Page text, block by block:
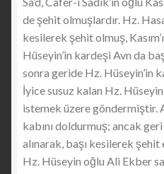
de şehit olmuşlardır. Hz.
kesilerek şehit olmuş,
Hüseyin’in kardeşi Avn da
sonra geride Hz. Hüseyin’in
İyice susuz kalan Hz.
istemek üzere göndermiştir.
kabını doldurmuş; ancak
alınarak, başı kesilerek
Hz. Hüseyin oğlu Ali Ekber